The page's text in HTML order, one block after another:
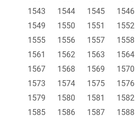
1543
1544 1545 1546
1549
1550 1551 1552
1555
1556 1557 1558
1561
1562 1563 1564
1567
1568 1569 1570
1573
1574 1575 1576
1579
1580 1581 1582
1585
1586 1587 1588